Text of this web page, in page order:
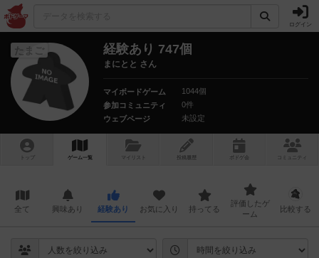
ログイン
たまご 経験あり 747個
まにとと さん
マイボードゲーム
1044個
参加コミュニティ
0件
ウェブページ
未設定
トップ ゲーム一覧 マイリスト 投稿履歴 ボ ドゲ コミュニティ
全て 興味あり 経験あり お気に入り 持ってる
評価したゲ
ーム
比較する